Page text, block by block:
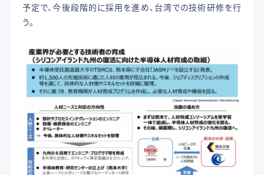
予定で、今後段階的に採用を進め、台湾での技術研修を行
う。